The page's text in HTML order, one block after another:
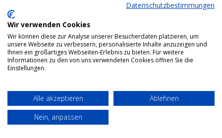
Datenschutzbestimmungen
Wir verwenden Cookies
Wir können diese zur Analyse unserer Besucherdaten platzieren, um
unsere Webseite zu verbessern, personalisierte Inhalte anzuzeigen und
Ihnen ein großartiges Webseiten-Erlebnis zu bieten. Für weitere
Informationen zu den von uns verwendeten Cookies öffnen Sie die
Einstellungen.
Alle akzeptieren
Ablehnen
Nein, anpassen